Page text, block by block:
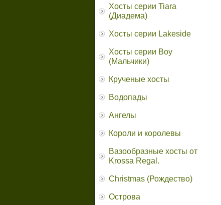
Хосты серии Tiara
(Диадема)
Хосты серии Lakeside
Хосты серии Boy
(Мальчики)
Крученые хосты
Водопады
Ангелы
Короли и королевы
Вазообразные хосты от
Krossa Regal.
Christmas (Рождество)
Острова